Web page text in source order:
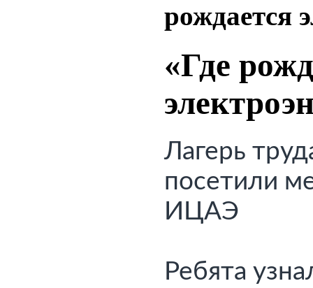
рождается
«Где
Лагерь
посетили
ИЦАЭ
Ребята